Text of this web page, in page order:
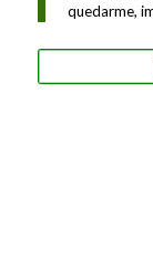
quedarme,